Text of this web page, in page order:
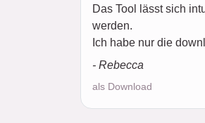
Das Tool lässt sich
werden.
Ich habe nur die
- Rebecca
als Download